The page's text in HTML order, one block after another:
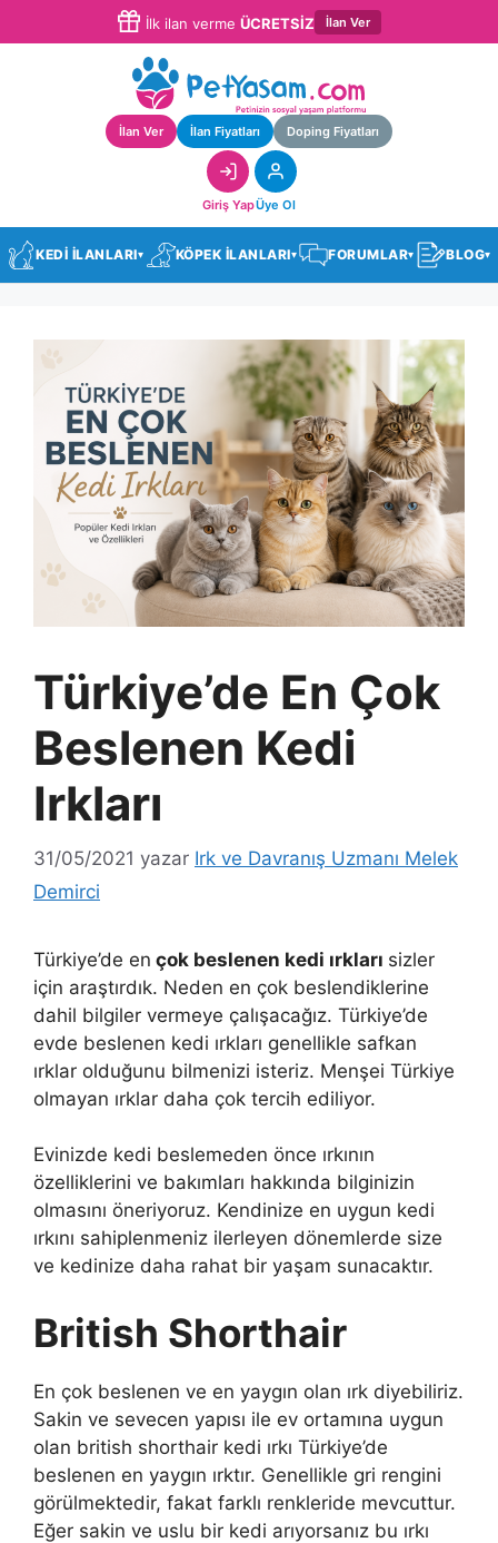
İlk ilan verme ÜCRETSİZ İlan Ver
İlan Ver İlan Fiyatları Doping Fiyatları
Giriş YapÜye Ol
KEDİ İLANLARI▾ KÖPEK İLANLARI▾ FORUMLAR▾ BLOG▾
Türkiye’de En Çok
Beslenen Kedi
Irkları
31/05/2021 yazar Irk ve Davranış Uzmanı Melek
Demirci
Türkiye’de en çok beslenen kedi ırkları sizler
için araştırdık. Neden en çok beslendiklerine
dahil bilgiler vermeye çalışacağız. Türkiye’de
evde beslenen kedi ırkları genellikle safkan
ırklar olduğunu bilmenizi isteriz. Menşei Türkiye
olmayan ırklar daha çok tercih ediliyor.
Evinizde kedi beslemeden önce ırkının
özelliklerini ve bakımları hakkında bilginizin
olmasını öneriyoruz. Kendinize en uygun kedi
ırkını sahiplenmeniz ilerleyen dönemlerde size
ve kedinize daha rahat bir yaşam sunacaktır.
British Shorthair
En çok beslenen ve en yaygın olan ırk diyebiliriz.
Sakin ve sevecen yapısı ile ev ortamına uygun
olan british shorthair kedi ırkı Türkiye’de
beslenen en yaygın ırktır. Genellikle gri rengini
görülmektedir, fakat farklı renkleride mevcuttur.
Eğer sakin ve uslu bir kedi arıyorsanız bu ırkı